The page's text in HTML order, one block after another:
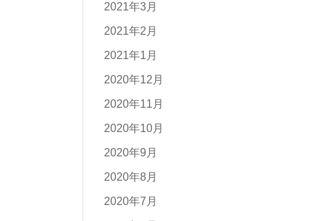
2021年3月
2021年2月
2021年1月
2020年12月
2020年11月
2020年10月
2020年9月
2020年8月
2020年7月